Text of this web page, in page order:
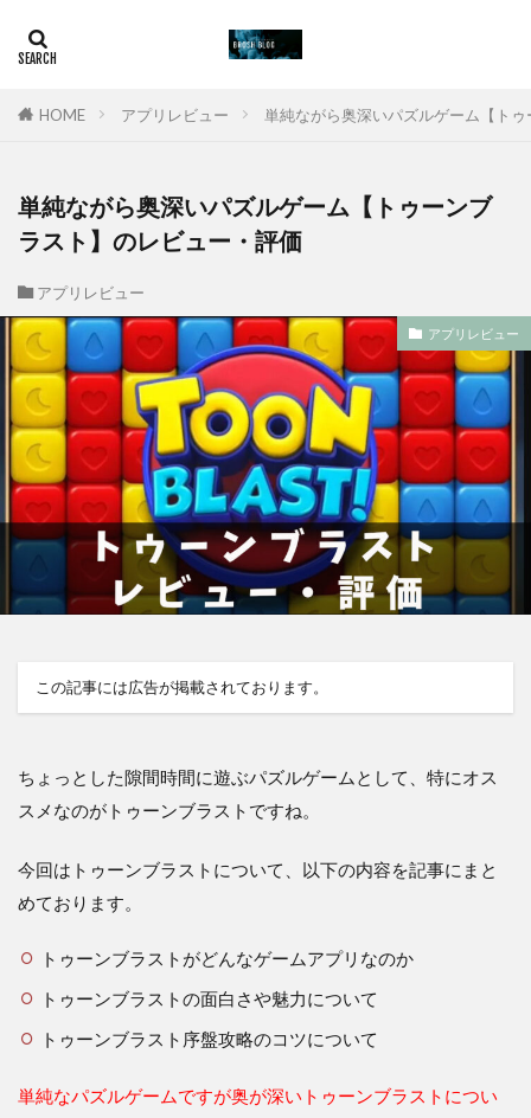
HOME アプリレビュー 単純ながら奥深いパズルゲーム【ト
単純ながら奥深いパズルゲーム【トゥーンブ
ラスト】のレビュー・評価
アプリレビュー
アプリレビュー
この記事には広告が掲載されております。
ちょっとした隙間時間に遊ぶパズルゲームとして、特にオス
スメなのがトゥーンブラストですね。
今回はトゥーンブラストについて、以下の内容を記事にまと
めております。
トゥーンブラストがどんなゲームアプリなのか
トゥーンブラストの面白さや魅力について
トゥーンブラスト序盤攻略のコツについて
単純なパズルゲームですが奥が深いトゥーンブラストについ